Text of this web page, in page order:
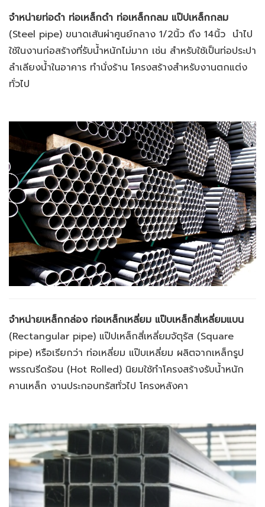
จำหน่ายท่อดำ ท่อเหล็กดำ ท่อเหล็กกลม แป๊ปเหล็กกลม
(Steel pipe) ขนาดเส้นผ่าศูนย์กลาง 1/2นิ้ว ถึง 14นิ้ว นำไป
ใช้ในงานก่อสร้างที่รับน้ำหนักไม่มาก เช่น สำหรับใช้เป็นท่อประปา
ลำเลียงน้ำในอาคาร ทำนั่งร้าน โครงสร้างสำหรับงานตกแต่ง
ทั่วไป
จำหน่ายเหล็กกล่อง ท่อเหล็กเหลี่ยม แป๊บเหล็กสี่เหลี่ยมแบน
(Rectangular pipe) แป๊ปเหล็กสี่เหลี่ยมจัตุรัส (Square
pipe) หรือเรียกว่า ท่อเหลี่ยม แป๊บเหลี่ยม ผลิตจากเหล็กรูป
พรรณรีดร้อน (Hot Rolled) นิยมใช้ทำโครงสร้างรับน้ำหนัก
คานเหล็ก งานประกอบทรัสทั่วไป โครงหลังคา